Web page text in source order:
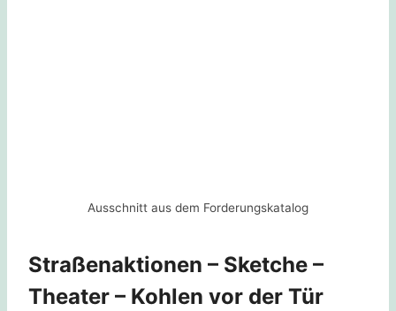
Ausschnitt aus dem Forderungskatalog
Straßenaktionen – Sketche –
Theater – Kohlen vor der Tür